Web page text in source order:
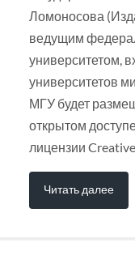
Ломоносова
ведущим
университетом,
университетов
МГУ будет
открытом
лицензии
Читать далее